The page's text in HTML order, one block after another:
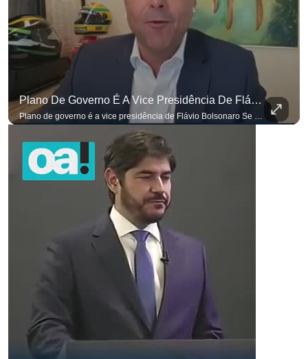
Plano De Governo É A Vice Presidência De Flávio Bolsonaro
Plano de governo é a vice presidência de Flávio Bolsonaro Se você busca informação com credibilidade, inscreva-se agora e ative o